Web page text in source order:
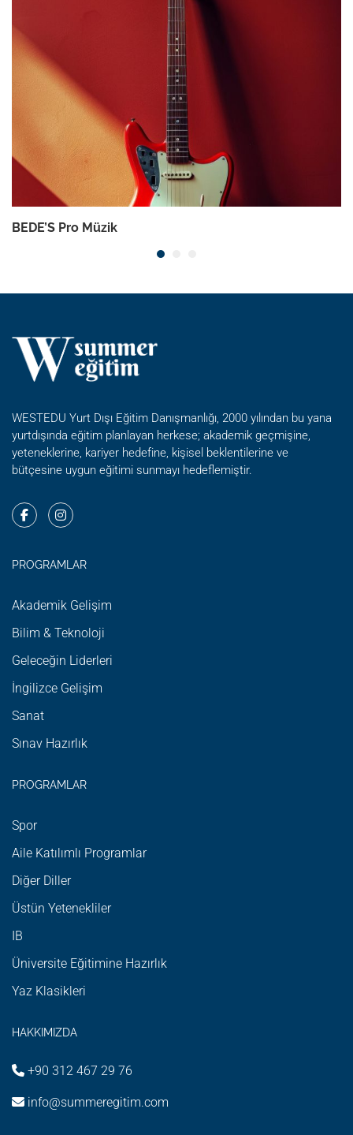
BEDE’S Pro Müzik
WESTEDU Yurt Dışı Eğitim Danışmanlığı, 2000 yılından bu yana
yurtdışında eğitim planlayan herkese; akademik geçmişine,
yeteneklerine, kariyer hedefine, kişisel beklentilerine ve
bütçesine uygun eğitimi sunmayı hedeflemiştir.
PROGRAMLAR
Akademik Gelişim
Bilim & Teknoloji
Geleceğin Liderleri
İngilizce Gelişim
Sanat
Sınav Hazırlık
PROGRAMLAR
Spor
Aile Katılımlı Programlar
Diğer Diller
Üstün Yetenekliler
IB
Üniversite Eğitimine Hazırlık
Yaz Klasikleri
HAKKIMIZDA
+90 312 467 29 76
info@summeregitim.com